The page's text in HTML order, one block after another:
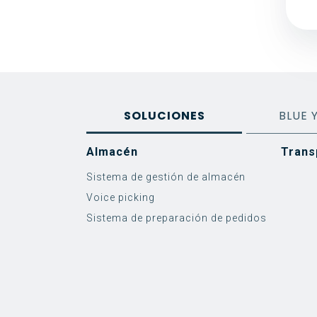
SOLUCIONES BLUE
Almacén
Sistema de gestión de almacén
Voice picking
Sistema de preparación de pedidos
Software
Warehouse Management
Transportation Management
Labor Management
Impl. de SAP EWM Impl.
3PL Retail
Blog
Eminencias Logísticas